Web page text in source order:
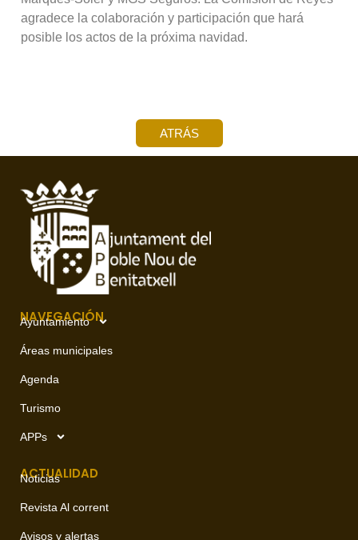
agradece la colaboración y participación que hará
posible los actos de la próxima navidad.
ATRÁS
NAVEGACIÓN
Ayuntamiento
Áreas municipales
Agenda
Turismo
APPs
ACTUALIDAD
Noticias
Revista Al corrent
Avisos y alertas